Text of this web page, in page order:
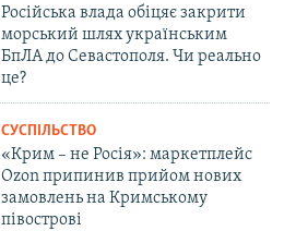
Російська влада обіцяє закрити
морський шлях українським
БпЛА до Севастополя. Чи реально
це?
СУСПІЛЬСТВО
«Крим – не Росія»: маркетплейс
Ozon припинив прийом нових
замовлень на Кримському
півострові